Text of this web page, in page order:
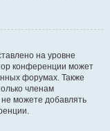
на уровне
конференции может
форумах. Также
членам
можете добавлять